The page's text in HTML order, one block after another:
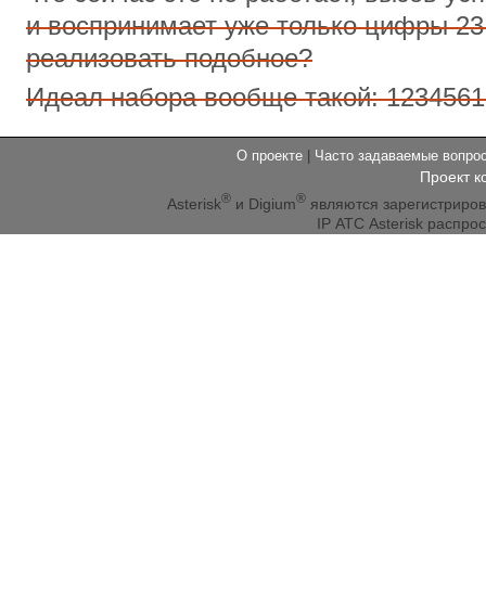
и воспринимает уже только цифры
реализовать подобное?
Идеал набора вообще такой:
О проекте | Часто задаваемые
Проект
Asterisk®и Digium®являются
IP АТС Asterisk